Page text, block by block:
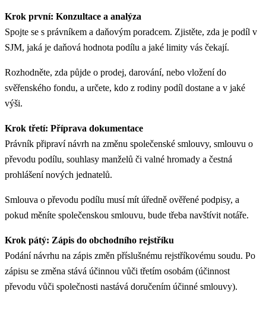
Krok první: Konzultace a analýza
Spojte se s právníkem a daňovým poradcem. Zjistěte, zda je podíl v
SJM, jaká je daňová hodnota podílu a jaké limity vás čekají.
Rozhodněte, zda půjde o prodej, darování, nebo vložení do
svěřenského fondu, a určete, kdo z rodiny podíl dostane a v jaké
výši.
Krok třetí: Příprava dokumentace
Právník připraví návrh na změnu společenské smlouvy, smlouvu o
převodu podílu, souhlasy manželů či valné hromady a čestná
prohlášení nových jednatelů.
Smlouva o převodu podílu musí mít úředně ověřené podpisy, a
pokud měníte společenskou smlouvu, bude třeba navštívit notáře.
Krok pátý: Zápis do obchodního rejstříku
Podání návrhu na zápis změn příslušnému rejstříkovému soudu. Po
zápisu se změna stává účinnou vůči třetím osobám (účinnost
převodu vůči společnosti nastává doručením účinné smlouvy).